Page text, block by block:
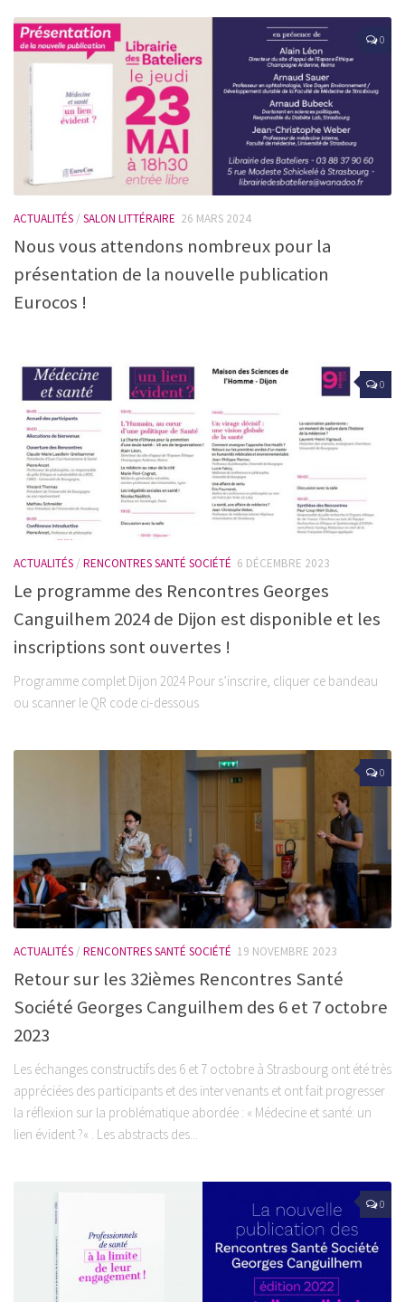
0
ACTUALITÉS / SALON LITTÉRAIRE 26 MARS 2024
Nous vous attendons nombreux pour la
présentation de la nouvelle publication
Eurocos !
0
ACTUALITÉS / RENCONTRES SANTÉ SOCIÉTÉ 6 DÉCEMBRE 2023
Le programme des Rencontres Georges
Canguilhem 2024 de Dijon est disponible et les
inscriptions sont ouvertes !
Programme complet Dijon 2024 Pour s’inscrire, cliquer ce bandeau
ou scanner le QR code ci-dessous
0
ACTUALITÉS / RENCONTRES SANTÉ SOCIÉTÉ 19 NOVEMBRE 2023
Retour sur les 32ièmes Rencontres Santé
Société Georges Canguilhem des 6 et 7 octobre
2023
Les échanges constructifs des 6 et 7 octobre à Strasbourg ont été très
appréciées des participants et des intervenants et ont fait progresser
la réflexion sur la problématique abordée : « Médecine et santé: un
lien évident ?« . Les abstracts des...
0